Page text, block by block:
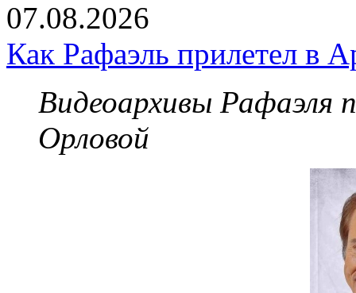
07.08.2026
Как Рафаэль прилетел в
Видеоархивы Рафаэля
Орловой